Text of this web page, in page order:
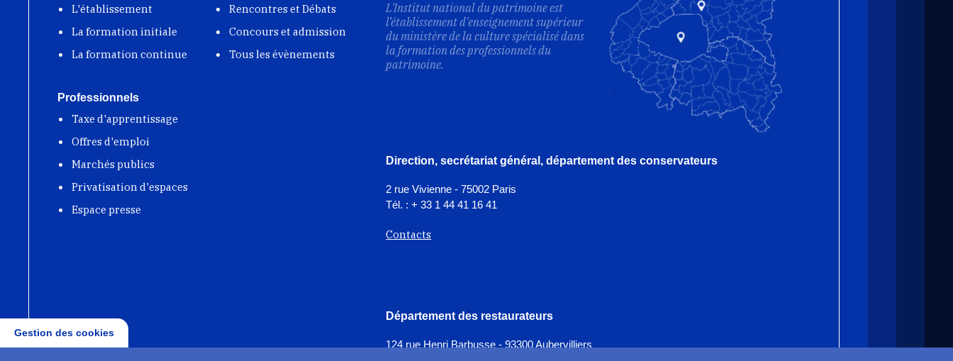
L'établissement
La formation initiale
La formation continue
Rencontres et Débats
Concours et admission
Tous les évènements
Professionnels
Taxe d'apprentissage
Offres d'emploi
Marchés publics
Privatisation d'espaces
Espace presse
L'Institut national du patrimoine est
l’établissement d'enseignement supérieur
du ministère de la culture spécialisé dans
la formation des professionnels du
patrimoine.
Direction, secrétariat général, département des conservateurs
2 rue Vivienne - 75002 Paris
Tél. : + 33 1 44 41 16 41
Contacts
Département des restaurateurs
124 rue Henri Barbusse - 93300 Aubervilliers
Gestion des cookies